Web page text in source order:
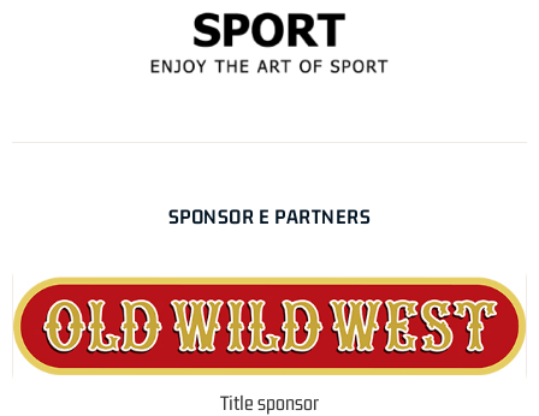
SPONSOR E PARTNERS
Title sponsor